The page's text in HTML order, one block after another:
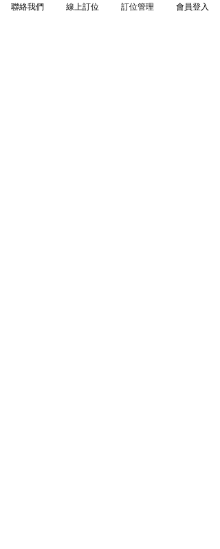
聯絡我們 線上訂位 訂位管理 會員登入